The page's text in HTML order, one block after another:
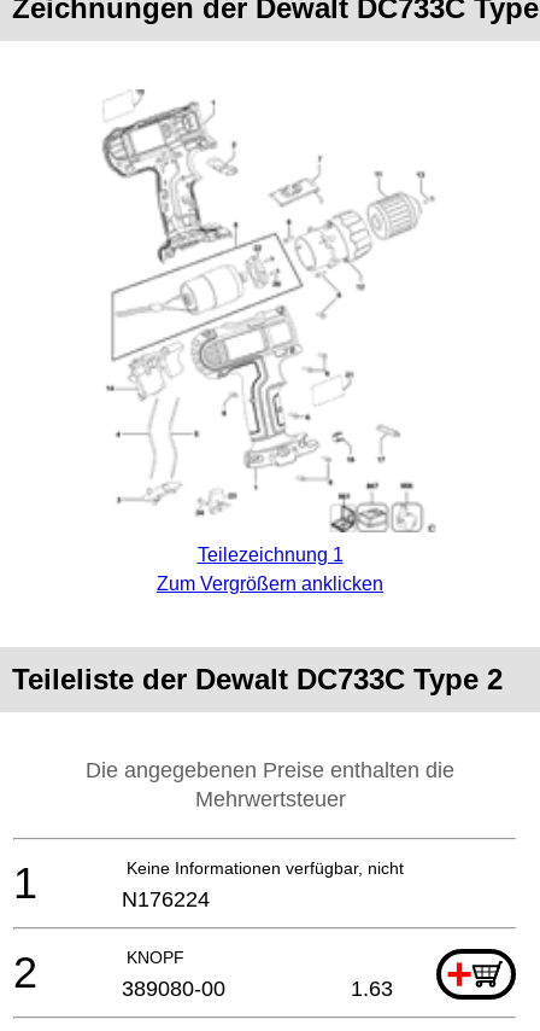
Zeichnungen der Dewalt DC733C
Teilezeichnung 1
Zum Vergrößern anklicken
Teileliste der Dewalt DC733C Type 2
Die angegebenen Preise enthalten die
Mehrwertsteuer
Keine Informationen verfügbar, nicht bestellbar
1 N176224
KNOPF +
2 389080-00 1.63